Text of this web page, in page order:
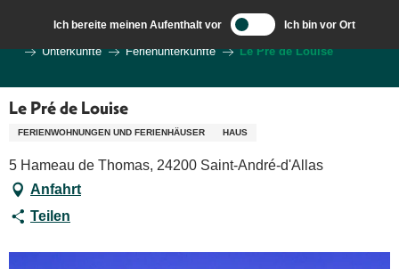
contenu
Ich bereite meinen Aufenthalt vor Ich bin vor Ort
Ich bereite meine Reise vor
Unterkünfte
Ferienunterkünfte Le Pré de Louise
Le Pré de Louise
FERIENWOHNUNGEN UND FERIENHÄUSER HAUS
5 Hameau de Thomas, 24200 Saint-André-d'Allas
Anfahrt
Teilen